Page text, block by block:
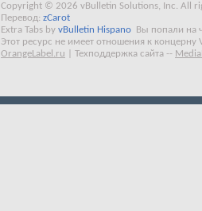
Copyright © 2026 vBulletin Solutions, Inc. All
Перевод: zCarot
Extra Tabs by vBulletin Hispano
Вы попали на
Этот ресурс не имеет отношения к концерну
OrangeLabel.ru
Техподдержка сайта --